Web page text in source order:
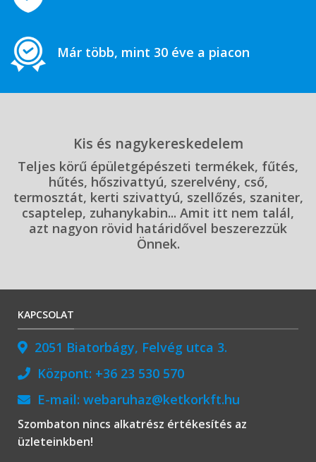
Már több, mint 30 éve a piacon
Kis és nagykereskedelem
Teljes körű épületgépészeti termékek, fűtés,
hűtés, hőszivattyú, szerelvény, cső,
termosztát, kerti szivattyú, szellőzés, szaniter,
csaptelep, zuhanykabin... Amit itt nem talál,
azt nagyon rövid határidővel beszerezzük
Önnek.
KAPCSOLAT
2051 Biatorbágy, Felvég utca 3.
Központ: +36 23 530 570
E-mail: webaruhaz@ketkorkft.hu
Szombaton nincs alkatrész értékesítés az
üzleteinkben!